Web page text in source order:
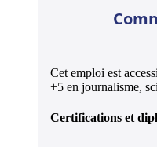
Cet emploi est
+5 en journalisme,
Certifications et